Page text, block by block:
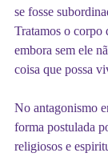
se fosse
Tratamos o corpo
embora sem ele
coisa que possa
No antagonismo
forma postulada
religiosos e